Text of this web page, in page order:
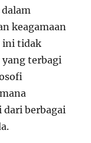
keagamaan
ini tidak
terbagi
berbagai